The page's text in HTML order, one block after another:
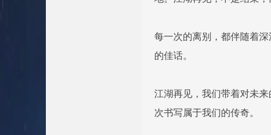
每一次的离别，都伴随着
的佳话。
江湖再见，我们带着对未
次书写属于我们的传奇。